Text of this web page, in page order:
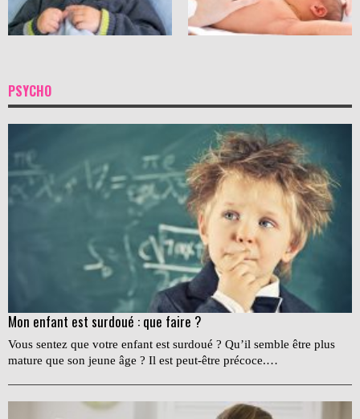
PSYCHO
Mon enfant est surdoué : que faire ?
Vous sentez que votre enfant est surdoué ? Qu’il semble être plus
mature que son jeune âge ? Il est peut-être précoce.…